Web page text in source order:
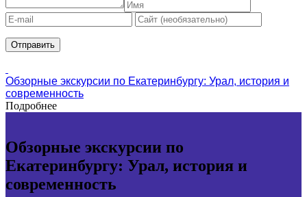
Обзорные экскурсии по Екатеринбургу: Урал, история и
современность
Подробнее
Обзорные экскурсии по
Екатеринбургу: Урал, история и
современность